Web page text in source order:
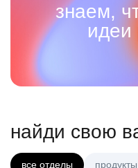
знаем,
идеи
найди свою
все отделы